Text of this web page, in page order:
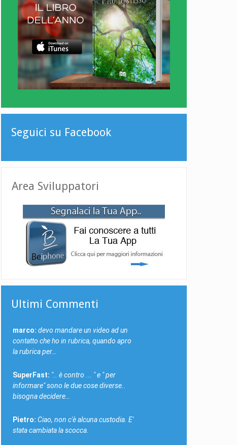
Seguici su Facebook
Area Sviluppatori
Ultimi Commenti
marco: devo mandare un video ad un
contatto che ho in rubrica, quando apro
la rubrica per…
SuperFast: ".. è contro ... " e " per
informare" sono le due cose diverse..
bisogna decidere…
Pietro: Ciao, non c'è alcuna custodia. E'
stata cambiata la scocca.